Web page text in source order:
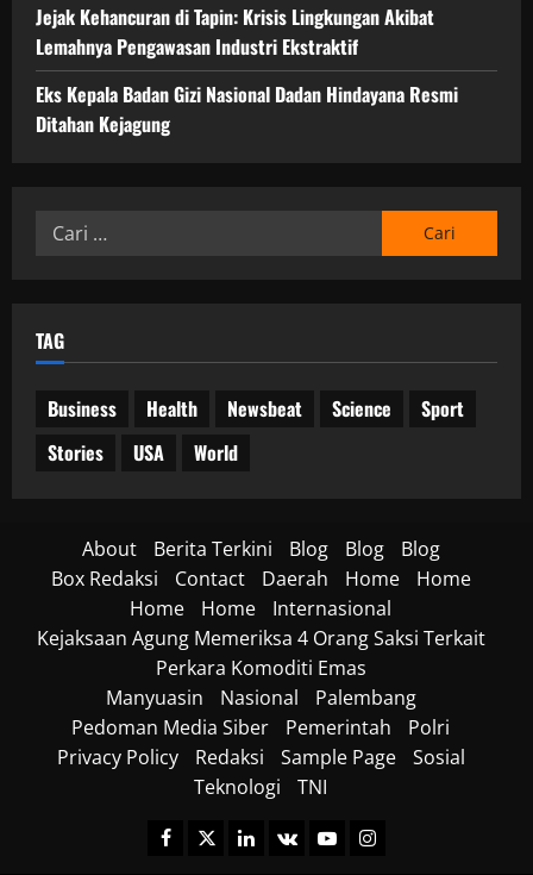
Jejak Kehancuran di Tapin: Krisis Lingkungan Akibat
Lemahnya Pengawasan Industri Ekstraktif
Eks Kepala Badan Gizi Nasional Dadan Hindayana Resmi
Ditahan Kejagung
Cari
TAG
Business Health Newsbeat Science
Sport
Stories
USA World
About Berita Terkini Blog Blog
Blog
Box Redaksi
Contact Daerah Home
Home
Home
Home
Internasional
Kejaksaan Agung Memeriksa 4 Orang Saksi Terkait
Perkara Komoditi Emas
Manyuasin
Nasional
Palembang
Pedoman Media Siber
Pemerintah
Polri
Privacy Policy
Redaksi Sample Page
Sosial
Teknologi
TNI
Facebook
TwitterLinkedin
VK YoutubeInstagram